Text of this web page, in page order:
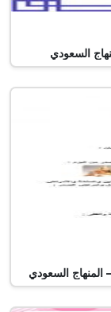
السعودي
السعودي